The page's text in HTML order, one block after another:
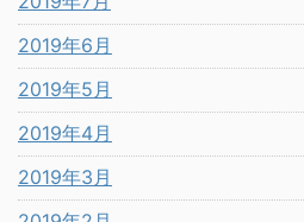
2019年6月
2019年5月
2019年4月
2019年3月